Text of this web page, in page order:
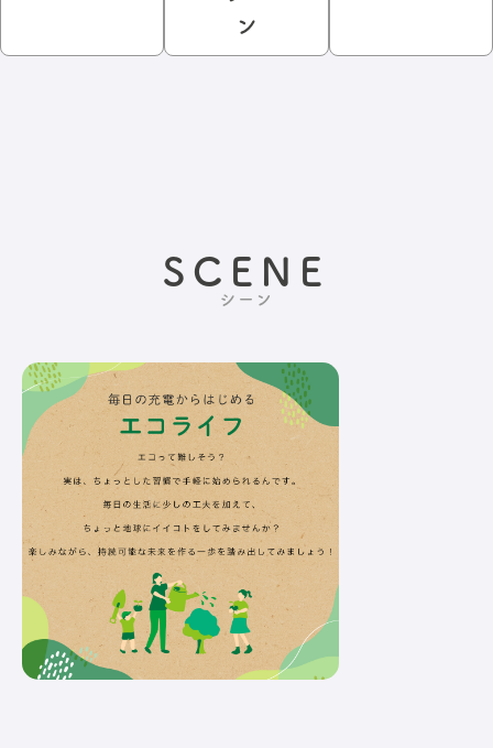
ン
SCENE
シーン